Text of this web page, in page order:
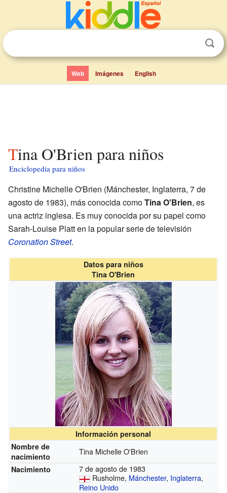
Web Imágenes English
Tina O'Brien para niños
Enciclopedia para niños
Christine Michelle O'Brien (Mánchester, Inglaterra, 7 de
agosto de 1983), más conocida comoTina O'Brien, es
una actriz inglesa. Es muy conocida por su papel como
Sarah-Louise Platt en la popular serie de televisión
Coronation Street.
Datos para niños
Tina O'Brien
Información personal
Nombre de
nacimiento
Tina Michelle O'Brien
Nacimiento
7 de agosto de 1983
Rusholme, Mánchester, Inglaterra,
Reino Unido